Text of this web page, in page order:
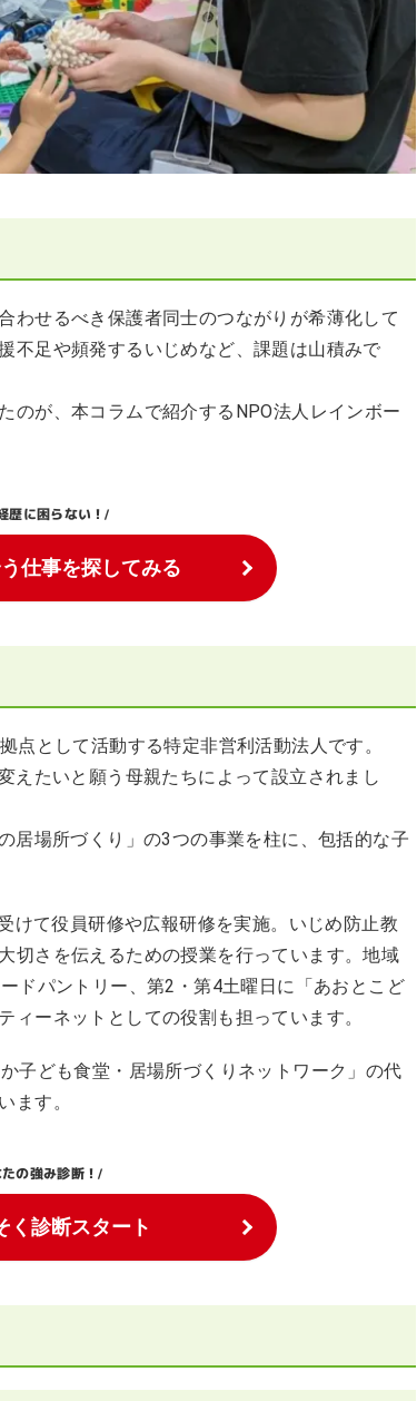
わせるべき保護者同士のつながりが希薄化して
不足や頻発するいじめなど、課題は山積みで
のが、本コラムで紹介するNPO法人レインボー
歴に困らない！/
仕事を探してみる
点として活動する特定非営利活動法人です。
えたいと願う母親たちによって設立されまし
居場所づくり」の3つの事業を柱に、包括的な子
けて役員研修や広報研修を実施。いじめ防止教
切さを伝えるための授業を行っています。地域
ドパントリー、第2・第4土曜日に「あおとこど
ィーネットとしての役割も担っています。
子ども食堂・居場所づくりネットワーク」の代
ます。
の強み診断！/
く診断スタート